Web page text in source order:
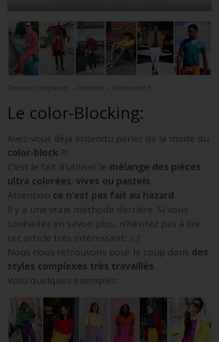
Tenues complexes – Homme – Pintesrest.fr
Le color-Blocking:
Avez-vous déjà entendu parler de la mode du
color-block ?!
C’est le fait d’utiliser le mélange des pièces
ultra colorées: vives ou pastels.
Attention ce n’est pas fait au hazard.
Il y a une vraie méthode derrière. Si vous
souhaitez en savoir plus, n’hésitez pas à lire
cet article très intéressant: ici!
Nous nous retrouvons pour le coup dans des
styles complexes très travaillés.
Voici quelques exemples: